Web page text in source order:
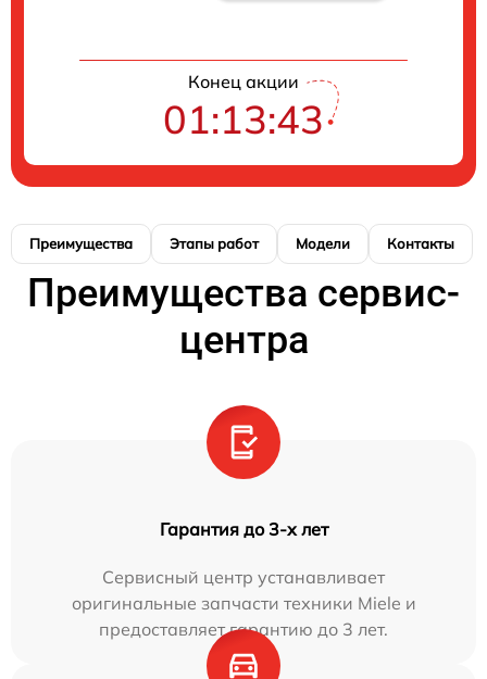
Конец акции
01:13:42
Преимущества Этапы работ Модели Контакты
Преимущества сервис-
центра
Гарантия до 3-х лет
Сервисный центр устанавливает
оригинальные запчасти техники Miele и
предоставляет гарантию до 3 лет.